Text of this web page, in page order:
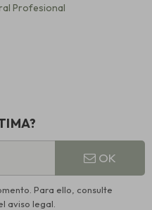
Profesional
OK
Para ello, consulte
aviso legal.